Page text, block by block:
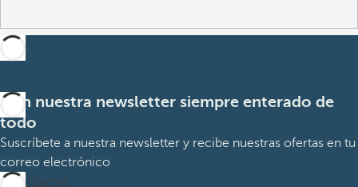
Con nuestra newsletter siempre enterado de
todo
Suscríbete a nuestra newsletter y recibe nuestras ofertas en tu
correo electrónico
Suscribirme